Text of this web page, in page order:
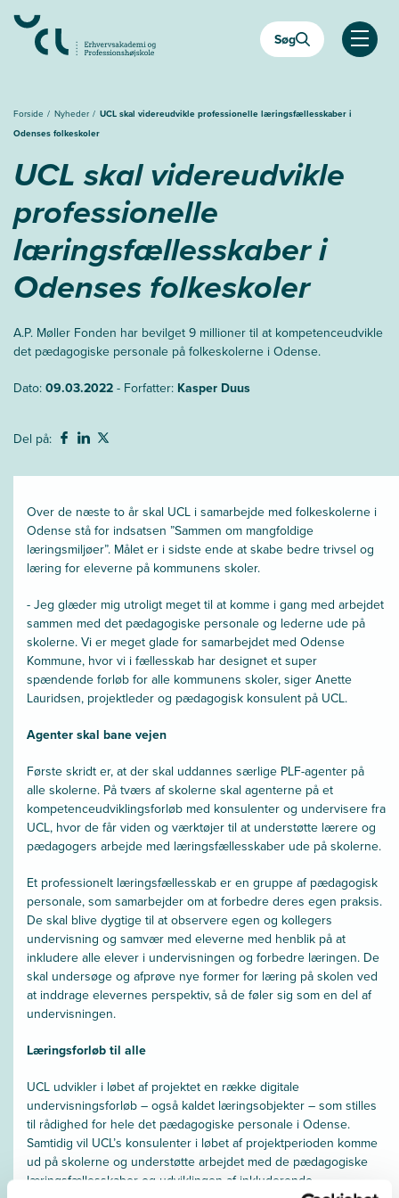
hovedindhold
Søg
Åben
Forside Nyheder
UCL skal videreudvikle professionelle læringsfællesskaber i
Odenses folkeskoler
UCL skal videreudvikle
professionelle
læringsfællesskaber i
Odenses folkeskoler
A.P. Møller Fonden har bevilget 9 millioner til at kompetenceudvikle
det pædagogiske personale på folkeskolerne i Odense.
Dato:09.03.2022- Forfatter: Kasper Duus
Del på:
Over de næste to år skal UCL i samarbejde med folkeskolerne i
Odense stå for indsatsen ”Sammen om mangfoldige
læringsmiljøer”. Målet er i sidste ende at skabe bedre trivsel og
læring for eleverne på kommunens skoler.
- Jeg glæder mig utroligt meget til at komme i gang med arbejdet
sammen med det pædagogiske personale og lederne ude på
skolerne. Vi er meget glade for samarbejdet med Odense
Kommune, hvor vi i fællesskab har designet et super
spændende forløb for alle kommunens skoler, siger Anette
Lauridsen, projektleder og pædagogisk konsulent på UCL.
Agenter skal bane vejen
Første skridt er, at der skal uddannes særlige PLF-agenter på
alle skolerne. På tværs af skolerne skal agenterne på et
kompetenceudviklingsforløb med konsulenter og undervisere fra
UCL, hvor de får viden og værktøjer til at understøtte lærere og
pædagogers arbejde med læringsfællesskaber ude på skolerne.
Et professionelt læringsfællesskab er en gruppe af pædagogisk
personale, som samarbejder om at forbedre deres egen praksis.
De skal blive dygtige til at observere egen og kollegers
undervisning og samvær med eleverne med henblik på at
inkludere alle elever i undervisningen og forbedre læringen. De
skal undersøge og afprøve nye former for læring på skolen ved
at inddrage elevernes perspektiv, så de føler sig som en del af
undervisningen.
Læringsforløb til alle
UCL udvikler i løbet af projektet en række digitale
undervisningsforløb – også kaldet læringsobjekter – som stilles
til rådighed for hele det pædagogiske personale i Odense.
Samtidig vil UCL’s konsulenter i løbet af projektperioden komme
ud på skolerne og understøtte arbejdet med de pædagogiske
læringsfællesskaber og udviklingen af inkluderende